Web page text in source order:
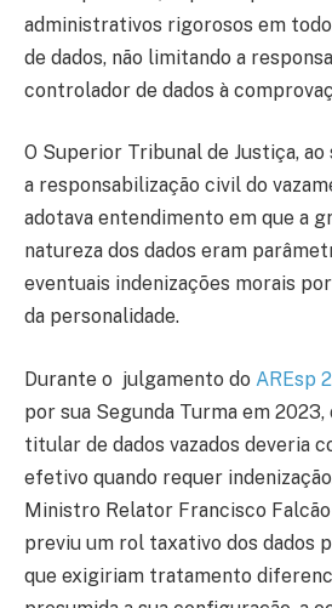
administrativos rigorosos em
de dados, não limitando a
controlador de dados à
O Superior Tribunal de Justiça,
a responsabilização civil do
adotava entendimento em que a
natureza dos dados eram
eventuais indenizações morais
da personalidade.
Durante o julgamento do AREsp
por sua Segunda Turma em 2023,
titular de dados vazados deveria
efetivo quando requer
Ministro Relator Francisco
previu um rol taxativo dos dados
que exigiriam tratamento